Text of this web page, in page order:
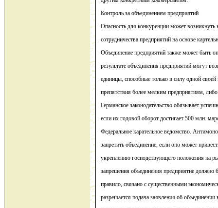
Контроль за объединением предприятий
Опасность для конкуренции может возникнуть
сотрудничества предприятий на основе
Объединение предприятий также может быть
результате объединения предприятий могут
единицы, способные только в силу одной
препятствия более мелким предприятиям,
Германское законодательство обязывает
если их годовой оборот достигает 500 млн.
Федеральное карательное ведомство.
запретить объединение, если оно может
укреплению господствующего положения на
запрещения объединения предприятие должно
правило, связано с существенными
разрешается подача заявления об объединении